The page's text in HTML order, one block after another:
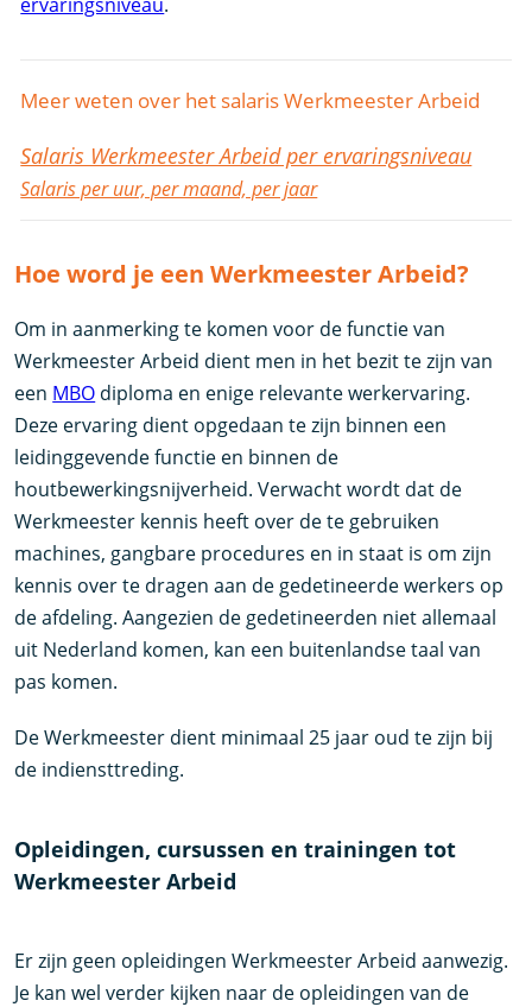
ervaringsniveau.
Meer weten over het salaris Werkmeester Arbeid
Salaris Werkmeester Arbeid per ervaringsniveau
Salaris per uur, per maand, per jaar
Hoe word je een Werkmeester Arbeid?
Om in aanmerking te komen voor de functie van
Werkmeester Arbeid dient men in het bezit te zijn van
een MBO diploma en enige relevante werkervaring.
Deze ervaring dient opgedaan te zijn binnen een
leidinggevende functie en binnen de
houtbewerkingsnijverheid. Verwacht wordt dat de
Werkmeester kennis heeft over de te gebruiken
machines, gangbare procedures en in staat is om zijn
kennis over te dragen aan de gedetineerde werkers op
de afdeling. Aangezien de gedetineerden niet allemaal
uit Nederland komen, kan een buitenlandse taal van
pas komen.
De Werkmeester dient minimaal 25 jaar oud te zijn bij
de indiensttreding.
Opleidingen, cursussen en trainingen tot
Werkmeester Arbeid
Er zijn geen opleidingen Werkmeester Arbeid aanwezig.
Je kan wel verder kijken naar de opleidingen van de